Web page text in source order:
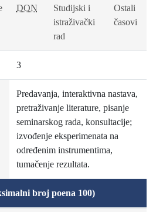
DON
Studijski i
istraživački
rad
Ostali
časovi
3
Predavanja, interaktivna nastava,
pretraživanje literature, pisanje
seminarskog rada, konsultacije;
izvođenje eksperimenata na
određenim instrumentima,
tumačenje rezultata.
broj poena 100)